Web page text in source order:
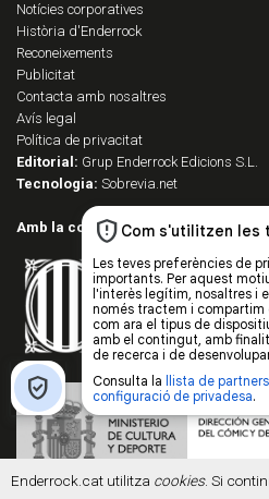
Enderrock.cat utilitza cookies. Si
Notícies corporatives
Història d'Enderrock
Reconeixements
Publicitat
Contacta amb nosaltres
Avís legal
Política de privacitat
Editorial: Grup Enderrock Edicions S.L.
Tecnologia: Sobrevia.net
Amb la col·laboració de: